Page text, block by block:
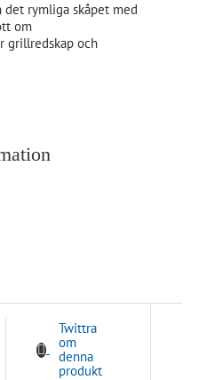
rymliga skåpet med
om
grillredskap och
Twittra
om
denna
produkt